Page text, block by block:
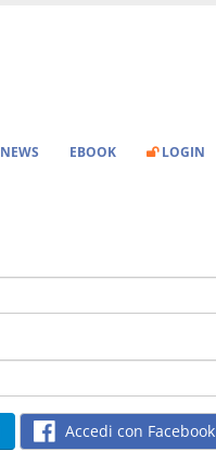
NEWS EBOOK LOGIN
Accedi con Facebook